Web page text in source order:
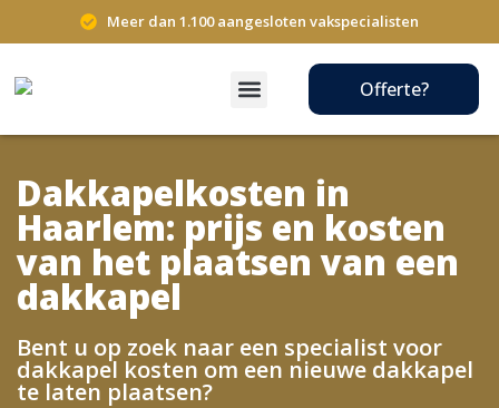
Meer dan 1.100 aangesloten vakspecialisten
Offerte?
Dakkapelkosten in
Haarlem: prijs en kosten
van het plaatsen van een
dakkapel
Bent u op zoek naar een specialist voor
dakkapel kosten om een nieuwe dakkapel
te laten plaatsen?